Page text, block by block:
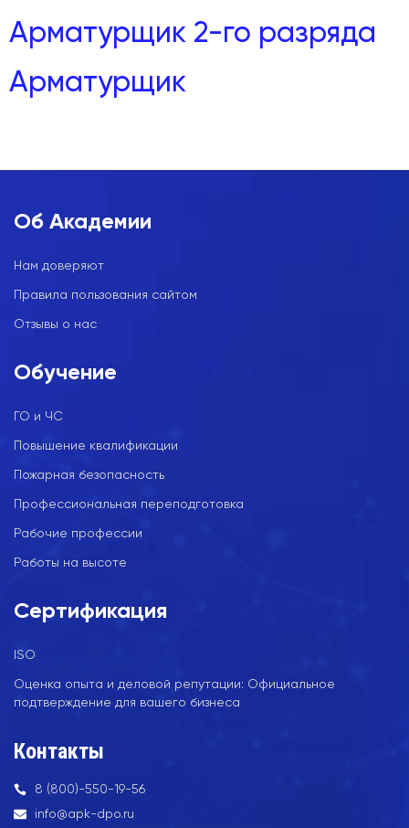
Арматурщик 2-го разряда
Арматурщик
Об Академии
Нам доверяют
Правила пользования сайтом
Отзывы о нас
Обучение
ГО и ЧС
Повышение квалификации
Пожарная безопасность
Профессиональная переподготовка
Рабочие профессии
Работы на высоте
Сертификация
ISO
Оценка опыта и деловой репутации: Официальное
подтверждение для вашего бизнеса
Контакты
8 (800)-550-19-56
info@apk-dpo.ru